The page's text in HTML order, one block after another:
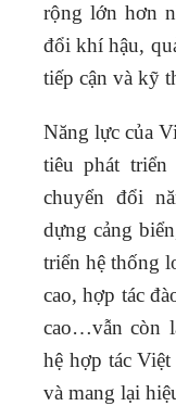
rộng lớn hơn
đổi khí hậu,
tiếp cận và kỹ
Năng lực của
tiêu phát
chuyển đổi
dựng cảng
triển hệ thống
cao, hợp tác
cao…vẫn còn
hệ hợp tác
và mang lại